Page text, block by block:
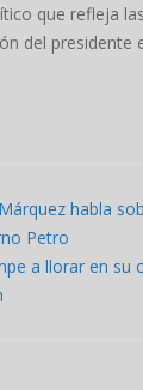
que refleja
del presidente
habla
Petro
a llorar en su